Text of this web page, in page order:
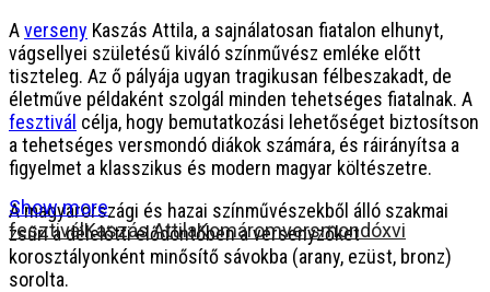
Averseny Kaszás Attila, a sajnálatosan fiatalon elhunyt,
vágsellyei születésű kiváló színművész emléke előtt
tiszteleg. Az ő pályája ugyan tragikusan félbeszakadt, de
életműve példaként szolgál minden tehetséges fiatalnak. A
fesztivál célja, hogy bemutatkozási lehetőséget biztosítson
a tehetséges versmondó diákok számára, és ráirányítsa a
figyelmet a klasszikus és modern magyar költészetre.
A magyarországi és hazai színművészekből álló szakmai
zsűri a délelőtti elődöntőben a versenyzőket
korosztályonként minősítő sávokba (arany, ezüst, bronz)
sorolta.
Show more
fesztiválKaszás AttilaKomáromversmondóxvi